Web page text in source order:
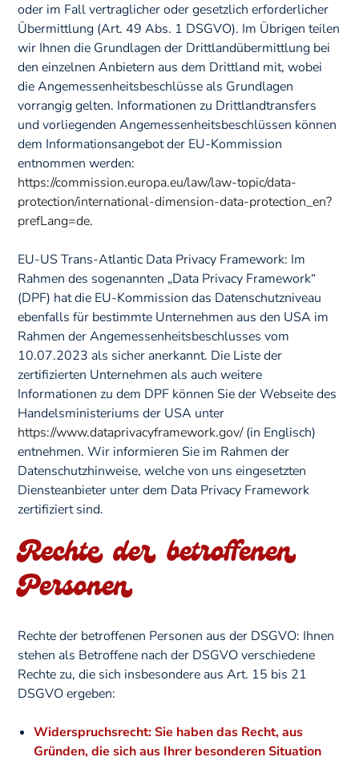
oder im Fall vertraglicher oder gesetzlich erforderlicher
Übermittlung (Art. 49 Abs. 1 DSGVO). Im Übrigen teilen
wir Ihnen die Grundlagen der Drittlandübermittlung bei
den einzelnen Anbietern aus dem Drittland mit, wobei
die Angemessenheitsbeschlüsse als Grundlagen
vorrangig gelten. Informationen zu Drittlandtransfers
und vorliegenden Angemessenheitsbeschlüssen können
dem Informationsangebot der EU-Kommission
entnommen werden:
https://commission.europa.eu/law/law-topic/data-
protection/international-dimension-data-protection_en?
prefLang=de.
EU-US Trans-Atlantic Data Privacy Framework: Im
Rahmen des sogenannten „Data Privacy Framework“
(DPF) hat die EU-Kommission das Datenschutzniveau
ebenfalls für bestimmte Unternehmen aus den USA im
Rahmen der Angemessenheitsbeschlusses vom
10.07.2023 als sicher anerkannt. Die Liste der
zertifizierten Unternehmen als auch weitere
Informationen zu dem DPF können Sie der Webseite des
Handelsministeriums der USA unter
https://www.dataprivacyframework.gov/(in Englisch)
entnehmen. Wir informieren Sie im Rahmen der
Datenschutzhinweise, welche von uns eingesetzten
Diensteanbieter unter dem Data Privacy Framework
zertifiziert sind.
Rechte der betroffenen
Personen
Rechte der betroffenen Personen aus der DSGVO: Ihnen
stehen als Betroffene nach der DSGVO verschiedene
Rechte zu, die sich insbesondere aus Art. 15 bis 21
DSGVO ergeben:
Widerspruchsrecht: Sie haben das Recht, aus
Gründen, die sich aus Ihrer besonderen Situation